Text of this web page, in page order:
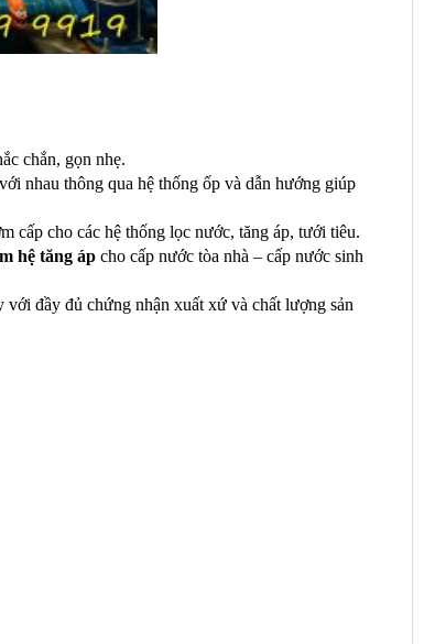
chắn, gọn nhẹ.
nhau thông qua hệ thống ốp và dẫn hướng giúp
cấp cho các hệ thống lọc nước, tăng áp, tưới tiêu.
hệ tăng áp cho cấp nước tòa nhà – cấp nước sinh
đầy đủ chứng nhận xuất xứ và chất lượng sản